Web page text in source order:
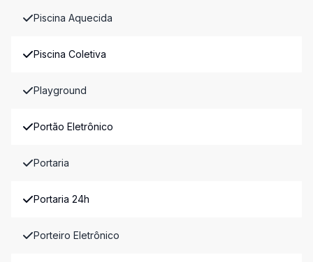
Piscina Aquecida
Piscina Coletiva
Playground
Portão Eletrônico
Portaria
Portaria 24h
Porteiro Eletrônico